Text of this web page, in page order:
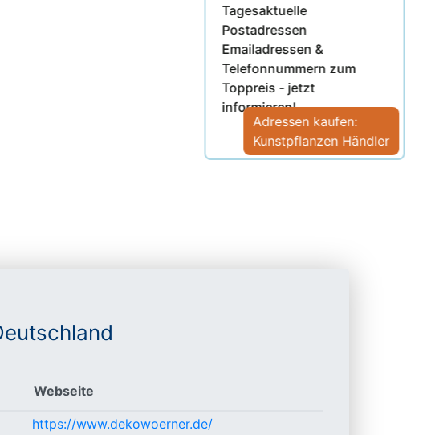
Tagesaktuelle
Postadressen
Emailadressen &
Telefonnummern zum
Toppreis - jetzt
informieren!
Adressen kaufen:
Kunstpflanzen Händler
Webseite
https://www.dekowoerner.de/